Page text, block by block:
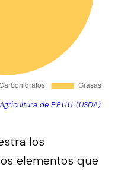
de E.E.U.U. (USDA)
los
elementos que